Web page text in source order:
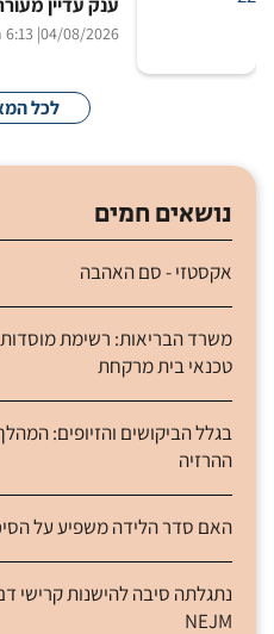
04/08/2026
| 6:13 am
לכל
נושאים חמים
אקסטזי - סם האהבה
משרד הבריאות: רשימת
טכנאי בית מרקחת
בגלל הביקושים והזיופים:
ההרזיה
האם סדר הלידה משפיע על
נתגלתה סיבה להישנות קרישי
NEJM